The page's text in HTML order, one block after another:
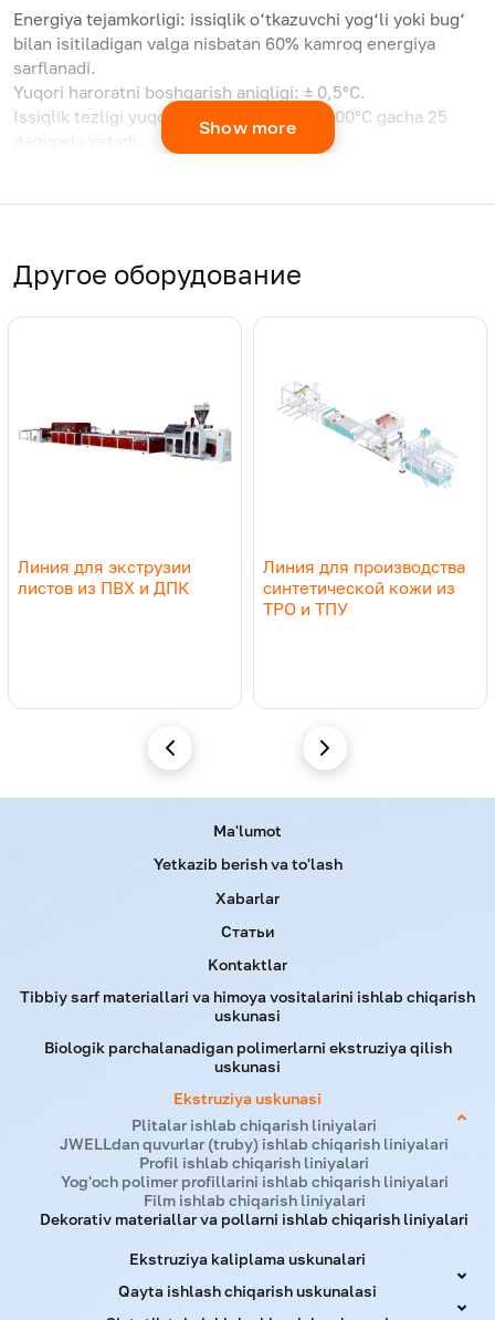
Energiya tejamkorligi: issiqlik o‘tkazuvchi yog‘li yoki bug‘
bilan isitiladigan valga nisbatan 60% kamroq energiya
sarflanadi.
Yuqori haroratni boshqarish aniqligi: ± 0,5°C.
Issiqlik tezligi yuqori: xona haroratidan 200°C gacha 25
yog‘ bilan ifloslanishning yo‘qligi, toza va sanitariya
talablariga mos ishlab chiqarish muhitini ta’minlaydi.
presslash, ko‘p qavatli avtomobil oynalarini ishlab
chiqarish, ko‘p qatlamli plyonkalarni ishlab chiqarish, tibbiy
lentalar, farmatsevtik qadoqlash, noqol materiallarni ishlab
chiqarish, alyuminiy-plastik plitalarni yopishtirish, kimyoviy
Show more
Другое оборудование
Линия для экструзии
листов из ПВХ и ДПК
Линия для производства
синтетической кожи из
TPO и ТПУ
Tibbiy sarf materiallari va himoya vositalarini ishlab chiqarish
uskunasi
Biologik parchalanadigan polimerlarni ekstruziya qilish
uskunasi
Ekstruziya uskunasi
Plitalar ishlab chiqarish liniyalari
JWELLdan quvurlar (truby) ishlab chiqarish liniyalari
Profil ishlab chiqarish liniyalari
Yog'och polimer profillarini ishlab chiqarish liniyalari
Film ishlab chiqarish liniyalari
Dekorativ materiallar va pollarni ishlab chiqarish liniyalari
Ekstruziya kaliplama uskunalari
Qayta ishlash chiqarish uskunalasi
Ma'lumot
Yetkazib berish va to'lash
Xabarlar
Статьи
Kontaktlar